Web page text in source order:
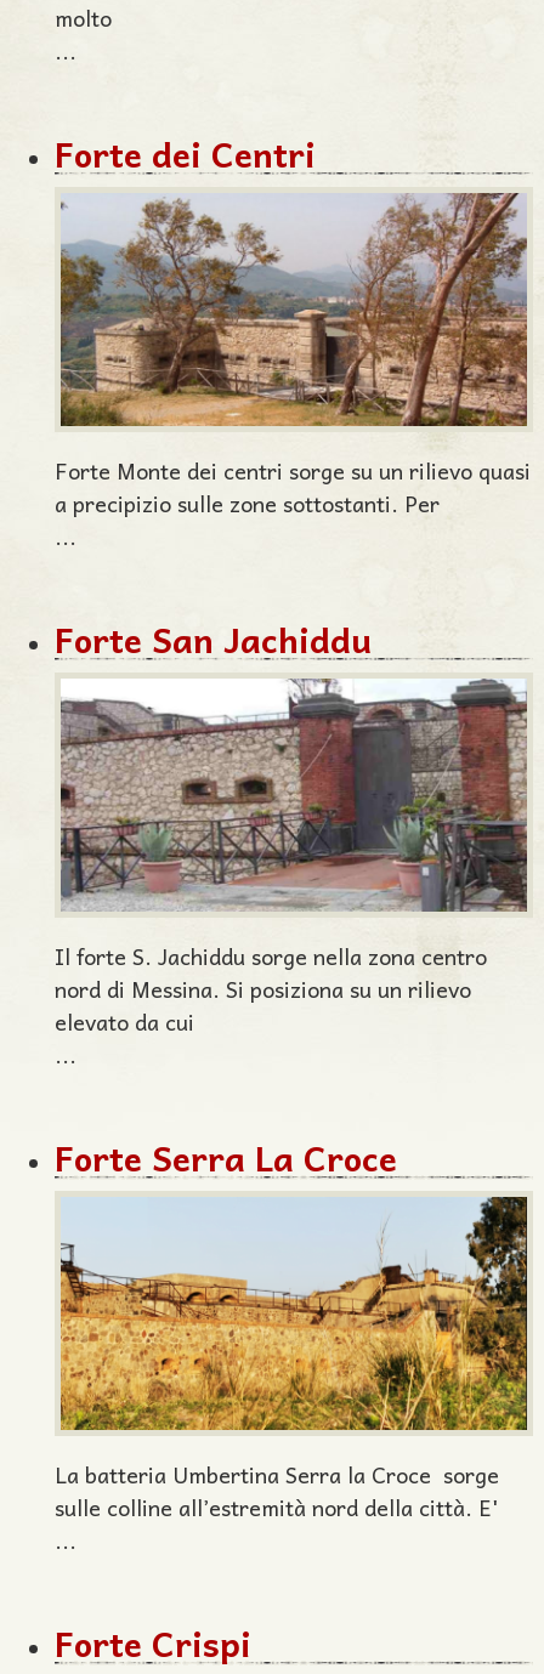
molto
...
Forte dei Centri
Forte Monte dei centri sorge su un rilievo quasi
a precipizio sulle zone sottostanti. Per
...
Forte San Jachiddu
Il forte S. Jachiddu sorge nella zona centro
nord di Messina. Si posiziona su un rilievo
elevato da cui
...
Forte Serra La Croce
La batteria Umbertina Serra la Croce sorge
sulle colline all’estremità nord della città. E'
...
Forte Crispi